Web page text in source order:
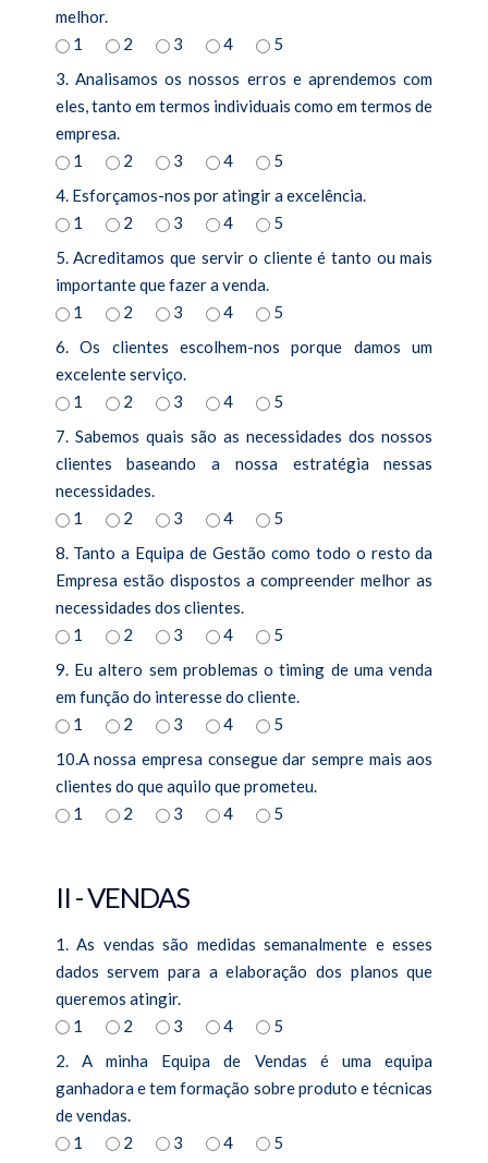
As Vendas Não Crescem
Falta de Clientes
Quero Fazer o Diagnóstico da Minha Empresa
PRESS
TESTEMUNHOS
CONTACTOS
melhor.
1
2 3 4
5
3. Analisamos os nossos erros e aprendemos com
eles, tanto em termos individuais como em termos de
empresa.
1
2 3 4
5
4. Esforçamos-nos por atingir a excelência.
1
2 3 4
5
5. Acreditamos que servir o cliente é tanto ou mais
importante que fazer a venda.
1
2 3 4
5
6. Os clientes escolhem-nos porque damos um
excelente serviço.
1
2 3 4
5
7. Sabemos quais são as necessidades dos nossos
clientes baseando a nossa estratégia nessas
necessidades.
1
2 3 4
5
8. Tanto a Equipa de Gestão como todo o resto da
Empresa estão dispostos a compreender melhor as
necessidades dos clientes.
1
2 3 4
5
9. Eu altero sem problemas o timing de uma venda
em função do interesse do cliente.
1
2 3 4
5
10.A nossa empresa consegue dar sempre mais aos
clientes do que aquilo que prometeu.
1
2 3 4 5
II - VENDAS
1. As vendas são medidas semanalmente e esses
dados servem para a elaboração dos planos que
queremos atingir.
1
2 3 4
5
2. A minha Equipa de Vendas é uma equipa
ganhadora e tem formação sobre produto e técnicas
de vendas.
1
2 3 4
5